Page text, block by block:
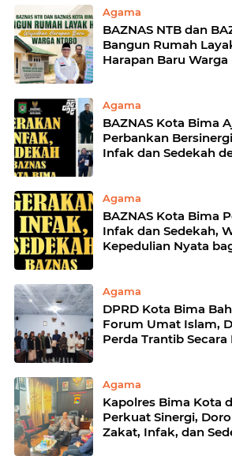
Agama
BAZNAS NTB dan
Bangun Rumah
Harapan Baru
Agama
BAZNAS Kota Bima
Perbankan
Infak dan Sedekah
Agama
BAZNAS Kota Bima
Infak dan Sedekah,
Kepedulian Nyata
Agama
DPRD Kota Bima
Forum Umat Islam,
Perda Trantib
Agama
Kapolres Bima Kota
Perkuat Sinergi,
Zakat, Infak, dan